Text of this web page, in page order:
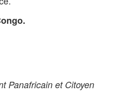
Panafricain et Citoyen